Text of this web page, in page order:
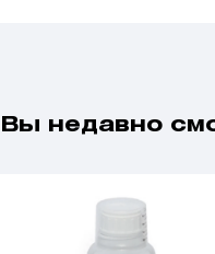
Вы недавно